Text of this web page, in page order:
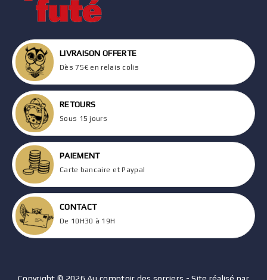
LIVRAISON OFFERTE
Dès 75€ en relais colis
RETOURS
Sous 15 jours
PAIEMENT
Carte bancaire et Paypal
CONTACT
De 10H30 à 19H